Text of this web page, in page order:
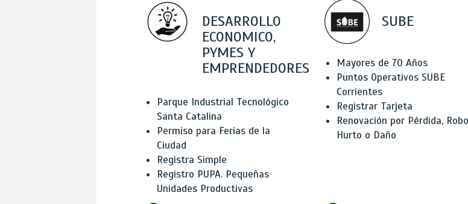
DESARROLLO
ECONOMICO,
PYMES Y
EMPRENDEDORES
Parque Industrial Tecnológico
Santa Catalina
Permiso para Ferias de la
Ciudad
Registra Simple
Registro PUPA. Pequeñas
Unidades Productivas
SUBE
Mayores de 70 Años
Puntos Operativos SUBE
Corrientes
Registrar Tarjeta
Renovación por Pérdida,
Hurto o Daño